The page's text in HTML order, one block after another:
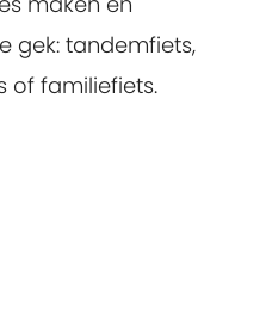
gek: tandemfiets,
of familiefiets.